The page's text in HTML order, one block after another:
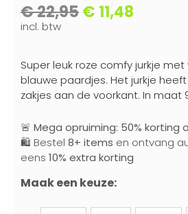
€22,95€ 11,48
incl. btw
Super leuk roze comfy jurkje
blauwe paardjes. Het jurkje
zakjes aan de voorkant. In maat
🚨 Mega opruiming: 50% korting
🛍️ Bestel 8+ items en ontvang
eens 10% extra korting
Maak een keuze: